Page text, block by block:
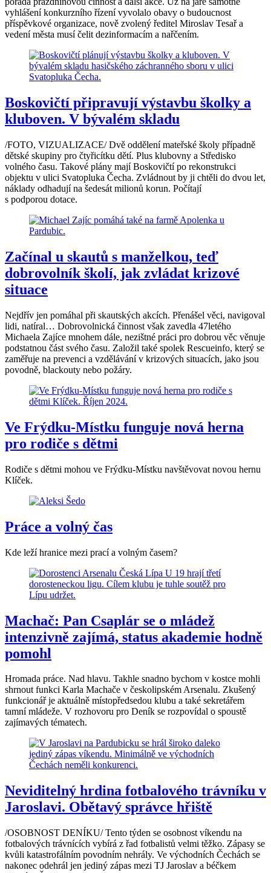
vyhlášení konkurzního řízení vyvolalo obavy o budoucnost
příspěvkové organizace, nově zvolený ředitel Miroslav Tesař a
vedení města musí čelit dezinformacím a nařčením.
Boskovičtí připravují výstavbu školky a
kluboven. V bývalém skladu
/FOTO, VIZUALIZACE/ Dvě oddělení mateřské školy případně
dětské skupiny pro čtyřicítku dětí. Plus klubovny a Středisko
volného času. Takové plány mají Boskovičtí po rekonstrukci
objektu v ulici Svatopluka Čecha. Zvládnout by ji chtěli do dvou let,
náklady odhadují na šedesát milionů korun. Počítají
s podporou dotace.
Začínal u skautů s manželkou, teď
dobrovolník školí, jak zvládat krizové
situace
Nejdřív jen pomáhal při skautských akcích. Přenášel věci, navigoval
lidi, natíral… Dobrovolnická činnost však zavedla 47letého
Michaela Zajíce mnohem dále, nezištné práci pro dobrou věc věnuje
podstatnou část svého času. Založil také spolek Rescueinfo, který se
zaměřuje na prevenci a vzdělávání v krizových situacích, jako jsou
povodně, blackouty nebo požáry.
Ve Frýdku-Místku funguje nová herna
pro rodiče s dětmi
Rodiče s dětmi mohou ve Frýdku-Místku navštěvovat novou hernu
Klíček.
Práce a volný čas
Kde leží hranice mezi prací a volným časem?
Machač: Pan Csaplár se o mládež
intenzivně zajímá, status akademie hodně
pomohl
Hromada práce. Nad hlavu. Takhle snadno bychom v kostce mohli
shrnout funkci Karla Machače v českolipském Arsenalu. Zkušený
funkcionář je aktuálně místopředsedou klubu a také sekretářem
tamní mládeže. V rozhovoru pro Deník se rozpovídal o spoustě
zajímavých tématech.
Neviditelný hrdina fotbalového trávníku v
Jaroslavi. Obětavý správce hřiště
/OSOBNOST DENÍKU/ Tento týden se osobnost víkendu na
fotbalových trávnících vybírá z řad fotbalistů velmi těžko. Zápasy se
kvůli katastrofálním povodním nehrály. Ve východních Čechách se
nakonec odehrál jen jediný zápas mezi TJ Jaroslav a béčkem